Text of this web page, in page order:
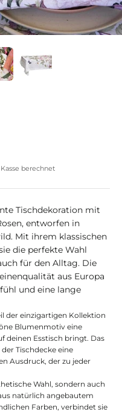
berechnet
Tischdekoration mit
entworfen in
Mit ihrem klassischen
die perfekte Wahl
für den Alltag. Die
aus Europa
und eine lange
der einzigartigen Kollektion
Blumenmotiv eine
deinen Esstisch bringt. Das
Tischdecke eine
Ausdruck, der zu jeder
Wahl, sondern auch
natürlich angebautem
Farben, verbindet sie